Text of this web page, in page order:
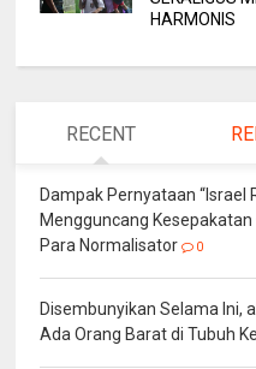
HARMONIS
RECENT
Dampak Pernyataan “Israel
Mengguncang
Para Normalisator
0
Disembunyikan Selama Ini,
Ada Orang Barat di Tubuh